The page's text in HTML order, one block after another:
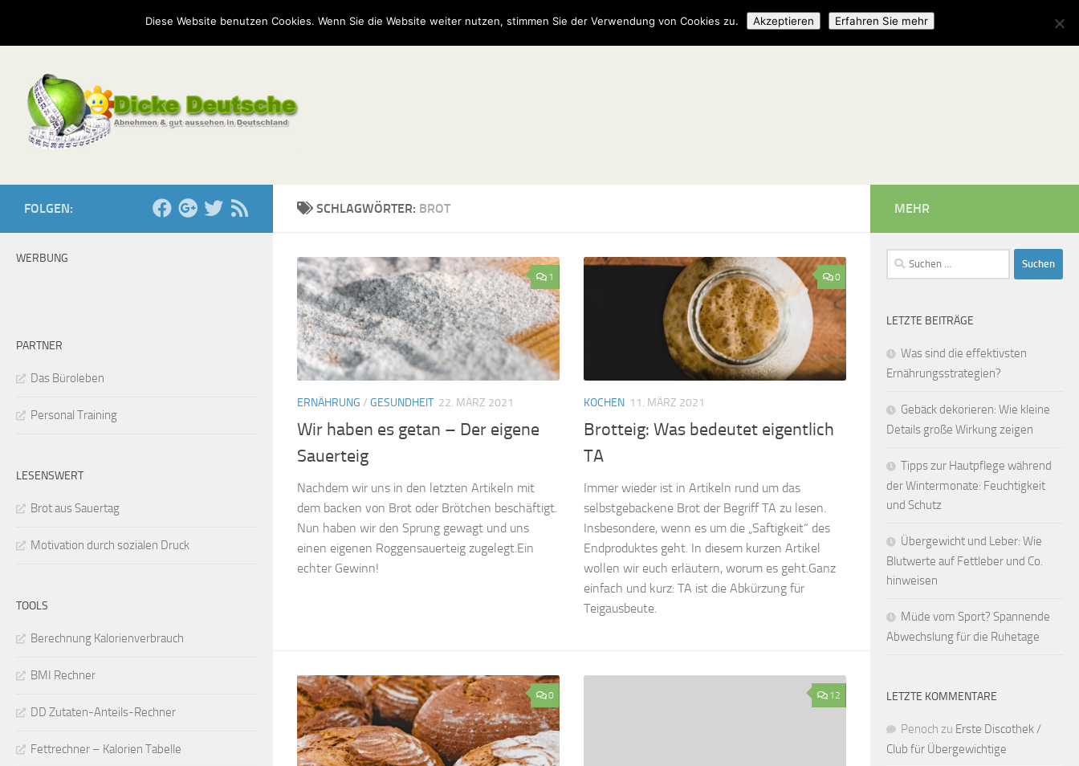
Kontakt Serien Umfragen
SCHLAGWÖRTER: BROT
1
ERNÄHRUNG / GESUNDHEIT 22. MÄRZ 2021
Wir haben es getan – Der eigene
Sauerteig
Nachdem wir uns in den letzten Artikeln mit
dem backen von Brot oder Brötchen beschäftigt.
Nun haben wir den Sprung gewagt und uns
einen eigenen Roggensauerteig zugelegt.Ein
echter Gewinn!
0
KOCHEN 11. MÄRZ 2021
Brotteig: Was bedeutet eigentlich
TA
Immer wieder ist in Artikeln rund um das
selbstgebackene Brot der Begriff TA zu lesen.
Insbesondere, wenn es um die „Saftigkeit“ des
Endproduktes geht. In diesem kurzen Artikel
wollen wir euch erläutern, worum es geht.Ganz
einfach und kurz: TA ist die Abkürzung für
Teigausbeute.
0 12
FOLGEN:
WERBUNG
PARTNER
Das Büroleben
Personal Training
LESENSWERT
Brot aus Sauertag
Motivation durch sozialen Druck
TOOLS
Berechnung Kalorienverbrauch
BMI Rechner
DD Zutaten-Anteils-Rechner
Fettrechner – Kalorien Tabelle
MEHR
Suchen
nach:
LETZTE BEITRÄGE
Was sind die effektivsten
Ernährungsstrategien?
Gebäck dekorieren: Wie kleine
Details große Wirkung zeigen
Tipps zur Hautpflege während
der Wintermonate: Feuchtigkeit
und Schutz
Übergewicht und Leber: Wie
Blutwerte auf Fettleber und Co.
hinweisen
Müde vom Sport? Spannende
Abwechslung für die Ruhetage
LETZTE KOMMENTARE
Penoch zu Erste Discothek /
Club für Übergewichtige
Diese Website benutzen Cookies. Wenn Sie die Website weiter nutzen, stimmen Sie der Verwendung von Cookies zu. Akzeptieren Erfahren Sie mehr